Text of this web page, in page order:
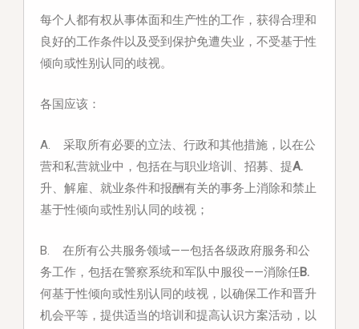
每个人都有权从事体面和生产性的工作，获得合理和
良好的工作条件以及受到保护免遭失业，不受基于性
倾向或性别认同的歧视。
各国应该：
A. 采取所有必要的立法、行政和其他措施，以在公
营和私营就业中，包括在与职业培训、招募、提A.
升、解雇、就业条件和报酬有关的事务上消除和禁止
基于性倾向或性别认同的歧视；
B. 在所有公共服务领域——包括各级政府服务和公
务工作，包括在警察系统和军队中服役——消除任B.
何基于性倾向或性别认同的歧视，以确保工作和晋升
机会平等，提供适当的培训和提高认识方案活动，以